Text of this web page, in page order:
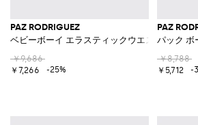
PAZ RODRIGUEZ
ベビーボーイ エラスティックウエスト リネン
￥9,686
￥7,266
-25%
PAZ
パック ボ
￥8,788
￥5,712
-